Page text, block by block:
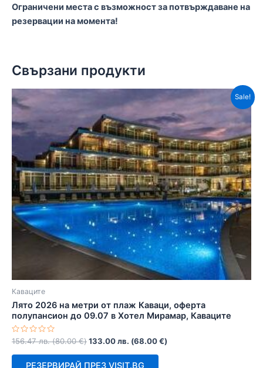
Ограничени места с възможност за потвърждаване на
резервации на момента!
Свързани продукти
Sale!
Каваците
Лято 2026 на метри от плаж Каваци, оферта
полупансион до 09.07 в Хотел Мирамар, Каваците
Оценено
0
156.47лв. (80.00€)133.00лв. (68.00€)
РЕЗЕРВИРАЙ ПРЕЗ VISIT.BG